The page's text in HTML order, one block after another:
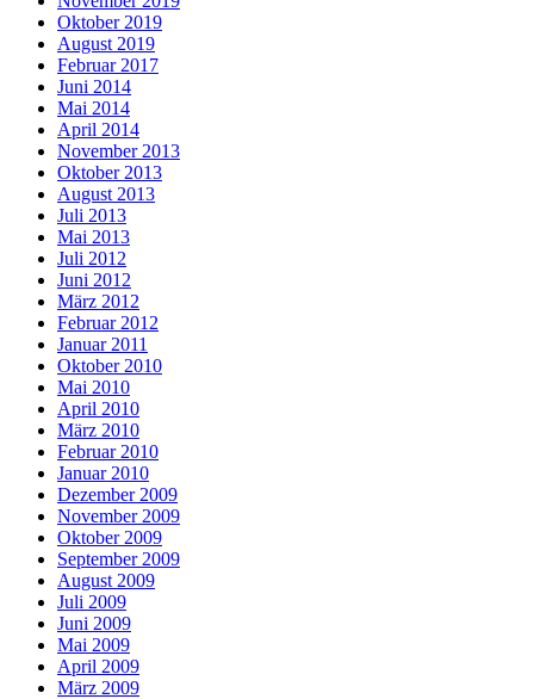
Oktober 2019
August 2019
Februar 2017
Juni 2014
Mai 2014
April 2014
November 2013
Oktober 2013
August 2013
Juli 2013
Mai 2013
Juli 2012
Juni 2012
März 2012
Februar 2012
Januar 2011
Oktober 2010
Mai 2010
April 2010
März 2010
Februar 2010
Januar 2010
Dezember 2009
November 2009
Oktober 2009
September 2009
August 2009
Juli 2009
Juni 2009
Mai 2009
April 2009
März 2009